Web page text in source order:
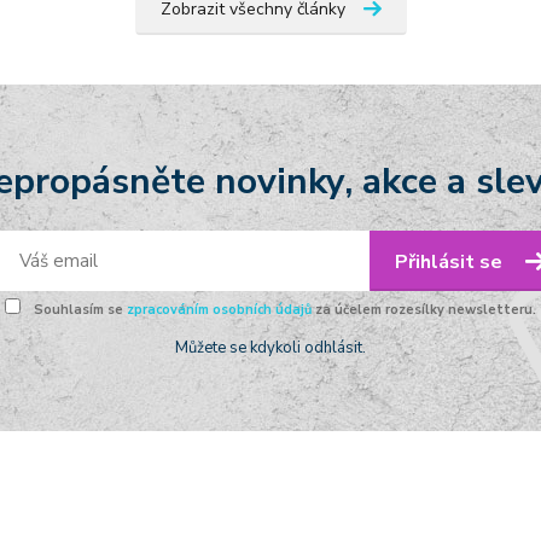
Zobrazit všechny články
novinky, akce a
Přihlásit se
Souhlasím se zpracováním osobních údajůza účelem rozesílky newsletteru.
Můžete se kdykoli odhlásit.